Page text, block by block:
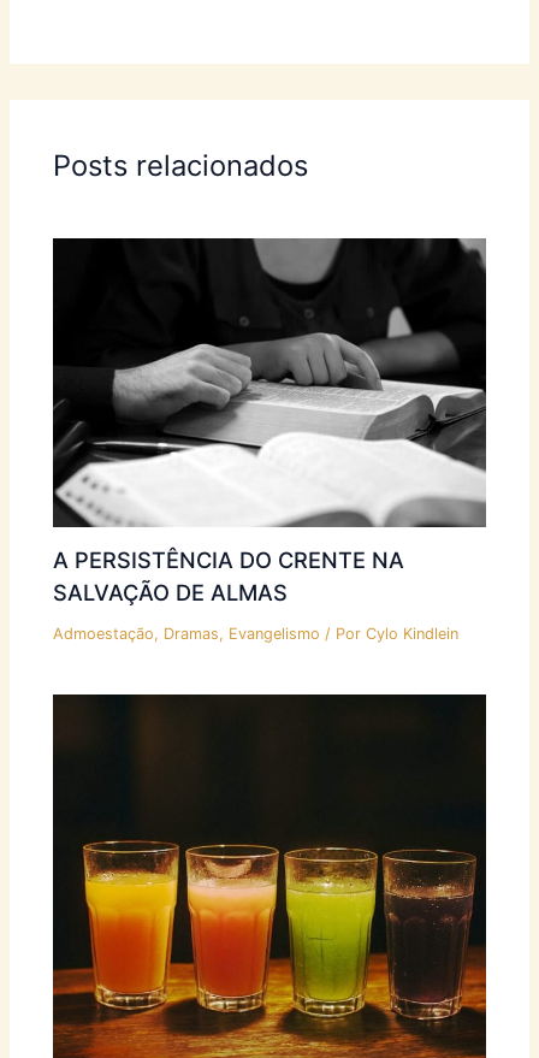
Posts relacionados
A PERSISTÊNCIA DO CRENTE NA
SALVAÇÃO DE ALMAS
Admoestação, Dramas, Evangelismo / PorCylo Kindlein